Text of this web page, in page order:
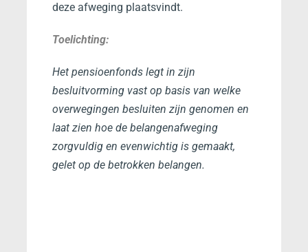
deze afweging plaatsvindt.
Toelichting:
Het pensioenfonds legt in zijn
besluitvorming vast op basis van welke
overwegingen besluiten zijn genomen en
laat zien hoe de belangenafweging
zorgvuldig en evenwichtig is gemaakt,
gelet op de betrokken belangen.